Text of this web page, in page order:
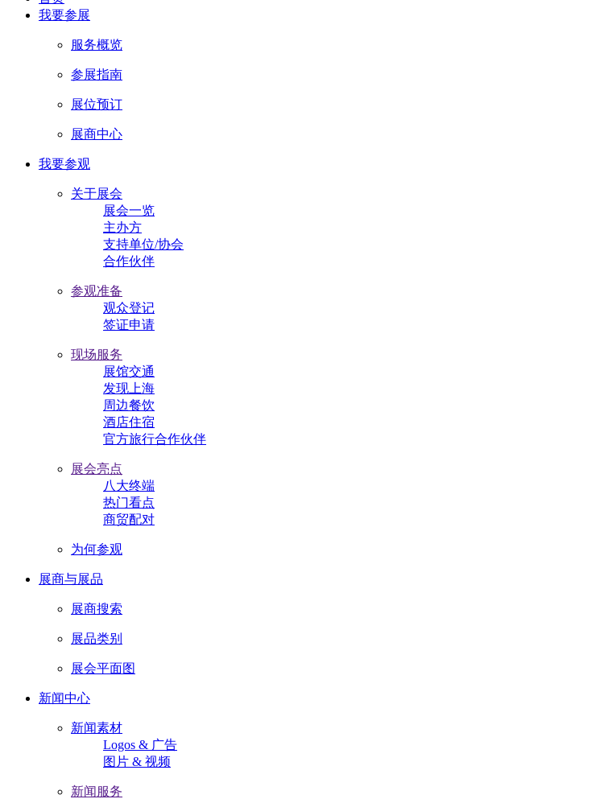
我要参展
服务概览
参展指南
展位预订
展商中心
我要参观
关于展会
展会一览
主办方
支持单位/协会
合作伙伴
参观准备
观众登记
签证申请
现场服务
展馆交通
发现上海
周边餐饮
酒店住宿
官方旅行合作伙伴
展会亮点
八大终端
热门看点
商贸配对
为何参观
展商与展品
展商搜索
展品类别
展会平面图
新闻中心
新闻素材
Logos & 广告
图片 & 视频
新闻服务